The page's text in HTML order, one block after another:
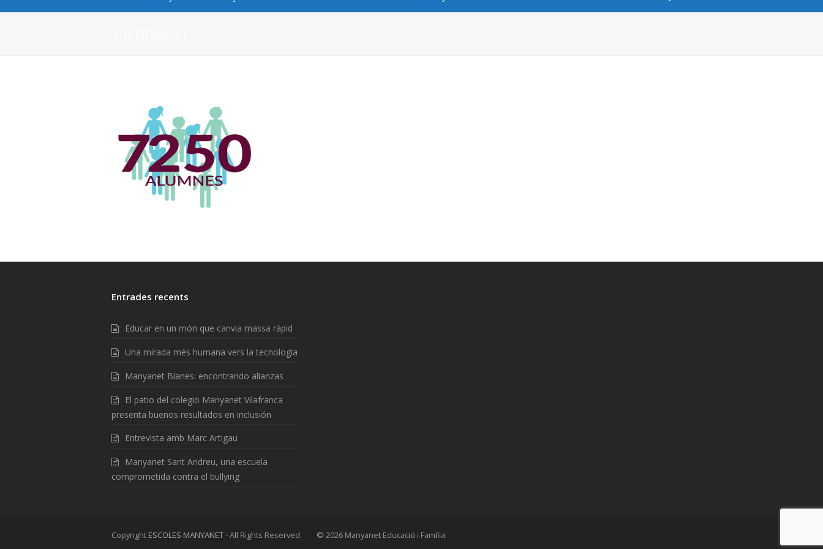
Entrades recents
Educar en un món que canvia massa ràpid
Una mirada més humana vers la tecnologia
Manyanet Blanes: encontrando alianzas
El patio del colegio Manyanet Vilafranca
presenta buenos resultados en inclusión
Entrevista amb Marc Artigau
Manyanet Sant Andreu, una escuela
comprometida contra el bullying
Copyright ESCOLES MANYANET- All Rights Reserved © 2026 Manyanet Educació i Família